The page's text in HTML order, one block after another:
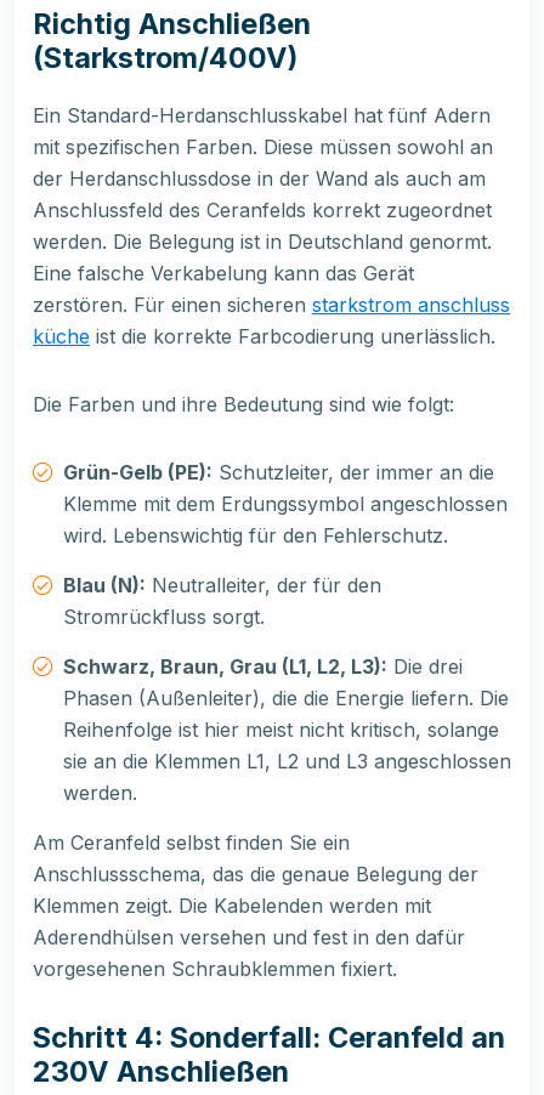
Richtig Anschließen
(Starkstrom/400V)
Ein Standard-Herdanschlusskabel hat fünf Adern
mit spezifischen Farben. Diese müssen sowohl an
der Herdanschlussdose in der Wand als auch am
Anschlussfeld des Ceranfelds korrekt zugeordnet
werden. Die Belegung ist in Deutschland genormt.
Eine falsche Verkabelung kann das Gerät
zerstören. Für einen sicheren starkstrom anschluss
küche ist die korrekte Farbcodierung unerlässlich.
Die Farben und ihre Bedeutung sind wie folgt:
Grün-Gelb (PE): Schutzleiter, der immer an die
Klemme mit dem Erdungssymbol angeschlossen
wird. Lebenswichtig für den Fehlerschutz.
Blau (N): Neutralleiter, der für den
Stromrückfluss sorgt.
Schwarz, Braun, Grau (L1, L2, L3): Die drei
Phasen (Außenleiter), die die Energie liefern. Die
Reihenfolge ist hier meist nicht kritisch, solange
sie an die Klemmen L1, L2 und L3 angeschlossen
werden.
Am Ceranfeld selbst finden Sie ein
Anschlussschema, das die genaue Belegung der
Klemmen zeigt. Die Kabelenden werden mit
Aderendhülsen versehen und fest in den dafür
vorgesehenen Schraubklemmen fixiert.
Schritt 4: Sonderfall: Ceranfeld an
230V Anschließen